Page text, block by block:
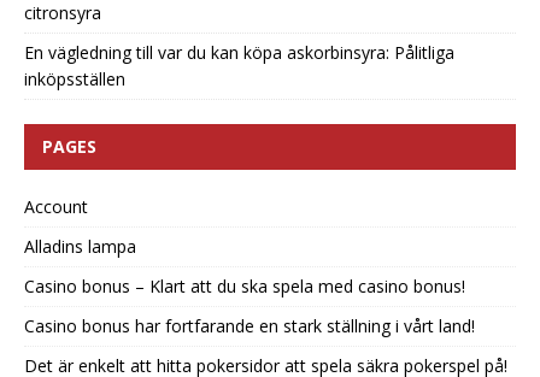
citronsyra
En vägledning till var du kan köpa askorbinsyra: Pålitliga
inköpsställen
PAGES
Account
Alladins lampa
Casino bonus – Klart att du ska spela med casino bonus!
Casino bonus har fortfarande en stark ställning i vårt land!
Det är enkelt att hitta pokersidor att spela säkra pokerspel på!